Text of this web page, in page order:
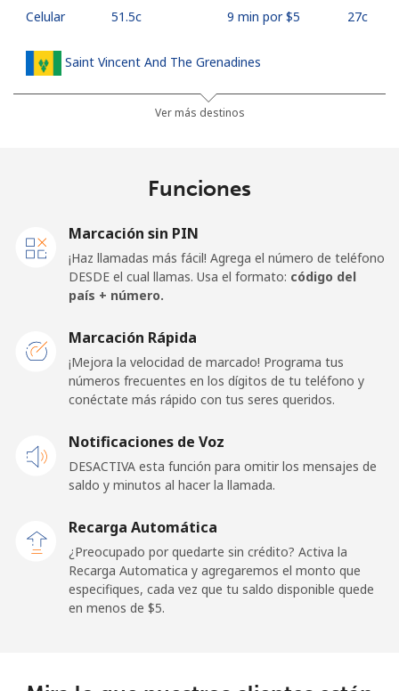
Celular ⁦51.5c⁩ 9 min por ⁦$5⁩ ⁦27c⁩
Saint Vincent And The Grenadines
11 min por ⁦$5⁩
Línea fija
⁦199.5c⁩
San Marino
Línea fija ⁦33.9c⁩ 14 min por ⁦$5⁩ -
Sao Tome And Principe
country
⁦319.5c⁩
Saudi Arabia
Ver más destinos
Funciones
Marcación sin PIN
¡Haz llamadas más fácil! Agrega el número de teléfono
DESDE el cual llamas. Usa el formato: código del
país + número.
Marcación Rápida
¡Mejora la velocidad de marcado! Programa tus
números frecuentes en los dígitos de tu teléfono y
conéctate más rápido con tus seres queridos.
Notificaciones de Voz
DESACTIVA esta función para omitir los mensajes de
saldo y minutos al hacer la llamada.
Recarga Automática
¿Preocupado por quedarte sin crédito? Activa la
Recarga Automatica y agregaremos el monto que
especifiques, cada vez que tu saldo disponible quede
en menos de ⁦$5⁩.